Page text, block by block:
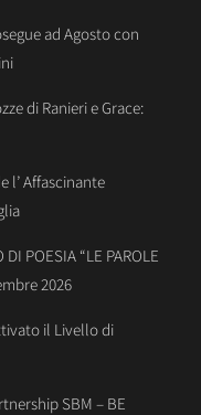
ad Agosto con
di Ranieri e Grace:
l’ Affascinante
POESIA “LE PAROLE
2026
il Livello di
SBM – BE